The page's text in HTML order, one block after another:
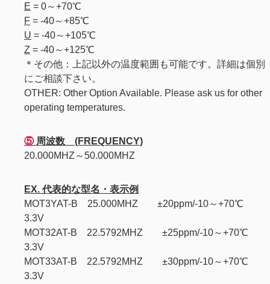
E = 0～+70℃
F = -40～+85℃
U = -40～+105℃
Z = -40～+125℃
＊その他：上記以外の温度範囲も可能です。詳細は個別
にご相談下さい。
OTHER: Other Option Available. Please ask us for other
operating temperatures.
⑤周波数 (FREQUENCY)
20.000MHZ～50.000MHZ
EX. 代表的な型名・表示例
MOT3YAT-B 25.000MHZ ±20ppm/-10～+70℃
3.3V
MOT32AT-B 22.5792MHZ ±25ppm/-10～+70℃
3.3V
MOT33AT-B 22.5792MHZ ±30ppm/-10～+70℃
3.3V